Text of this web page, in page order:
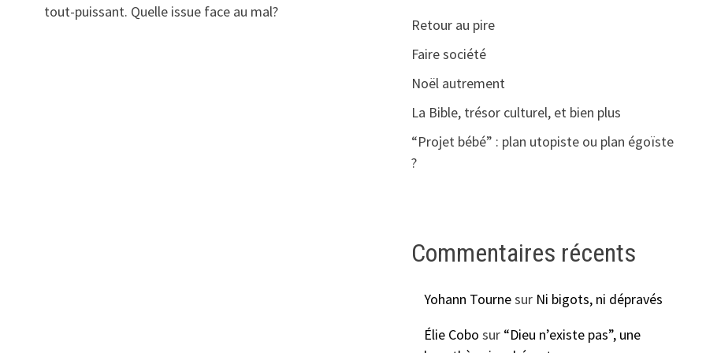
tout-puissant. Quelle issue face au mal?
Retour au pire
Faire société
Noël autrement
La Bible, trésor culturel, et bien plus
“Projet bébé” : plan utopiste ou plan égoïste
?
Commentaires récents
Yohann Tournesur Ni bigots, ni dépravés
Élie Cobo sur “Dieu n’existe pas”, une